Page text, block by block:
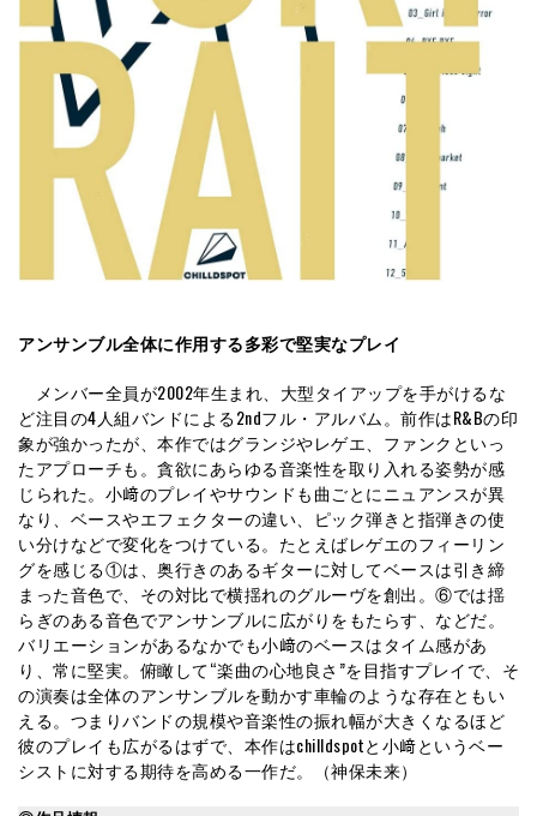
アンサンブル全体に作用する多彩で堅実なプレイ
メンバー全員が2002年生まれ、大型タイアップを手がけるな
ど注目の4人組バンドによる2ndフル・アルバム。前作はR&Bの印
象が強かったが、本作ではグランジやレゲエ、ファンクといっ
たアプローチも。貪欲にあらゆる音楽性を取り入れる姿勢が感
じられた。小﨑のプレイやサウンドも曲ごとにニュアンスが異
なり、ベースやエフェクターの違い、ピック弾きと指弾きの使
い分けなどで変化をつけている。たとえばレゲエのフィーリン
グを感じる①は、奥行きのあるギターに対してベースは引き締
まった音色で、その対比で横揺れのグルーヴを創出。⑥では揺
らぎのある音色でアンサンブルに広がりをもたらす、などだ。
バリエーションがあるなかでも小﨑のベースはタイム感があ
り、常に堅実。俯瞰して“楽曲の心地良さ”を目指すプレイで、そ
の演奏は全体のアンサンブルを動かす車輪のような存在ともい
える。つまりバンドの規模や音楽性の振れ幅が大きくなるほど
彼のプレイも広がるはずで、本作はchilldspotと小﨑というベー
シストに対する期待を高める一作だ。（神保未来）